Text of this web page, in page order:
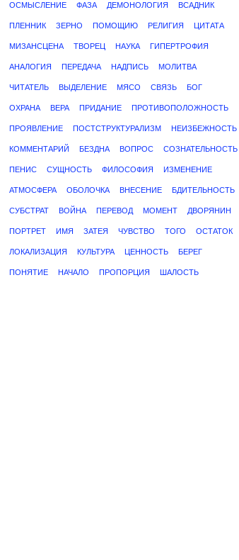
ОСМЫСЛЕНИЕ ФАЗА ДЕМОНОЛОГИЯ ВСАДНИК
ПЛЕННИК ЗЕРНО ПОМОЩИЮ РЕЛИГИЯ ЦИТАТА
МИЗАНСЦЕНА ТВОРЕЦ НАУКА ГИПЕРТРОФИЯ
АНАЛОГИЯ ПЕРЕДАЧА НАДПИСЬ МОЛИТВА
ЧИТАТЕЛЬ ВЫДЕЛЕНИЕ МЯСО СВЯЗЬ БОГ
ОХРАНА ВЕРА ПРИДАНИЕ ПРОТИВОПОЛОЖНОСТЬ
ПРОЯВЛЕНИЕ ПОСТСТРУКТУРАЛИЗМ НЕИЗБЕЖНОСТЬ
КОММЕНТАРИЙ БЕЗДНА ВОПРОС СОЗНАТЕЛЬНОСТЬ
ПЕНИС СУЩНОСТЬ ФИЛОСОФИЯ ИЗМЕНЕНИЕ
АТМОСФЕРА ОБОЛОЧКА ВНЕСЕНИЕ БДИТЕЛЬНОСТЬ
СУБСТРАТ ВОЙНА ПЕРЕВОД МОМЕНТ ДВОРЯНИН
ПОРТРЕТ ИМЯ ЗАТЕЯ ЧУВСТВО ТОГО ОСТАТОК
ЛОКАЛИЗАЦИЯ КУЛЬТУРА ЦЕННОСТЬ БЕРЕГ
ПОНЯТИЕ НАЧАЛО ПРОПОРЦИЯ ШАЛОСТЬ